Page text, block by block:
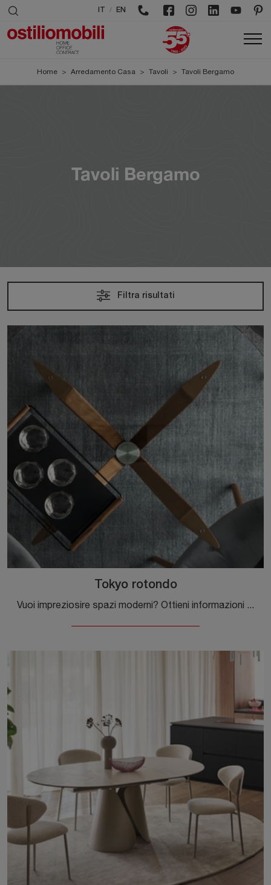
/ EN
Home > Arredamento Casa > Tavoli > Tavoli Bergamo
Tavoli Bergamo
Filtra risultati
Tokyo rotondo
Vuoi impreziosire spazi moderni? Ottieni informazioni sui tavoli moderni fissi: il modello da pranzo Tokyo rotondo ti sta aspettando.